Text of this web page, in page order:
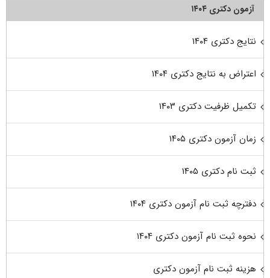
آزمون دکتری ۱۴۰۴
نتایج دکتری ۱۴۰۴
اعتراض به نتایج دکتری ۱۴۰۴
تکمیل ظرفیت دکتری ۱۴۰۳
زمان آزمون دکتری ۱۴۰۵
ثبت نام دکتری ۱۴۰۵
دفترچه ثبت نام آزمون دکتری ۱۴۰۴
نحوه ثبت نام آزمون دکتری ۱۴۰۴
هزینه ثبت نام آزمون دکتری